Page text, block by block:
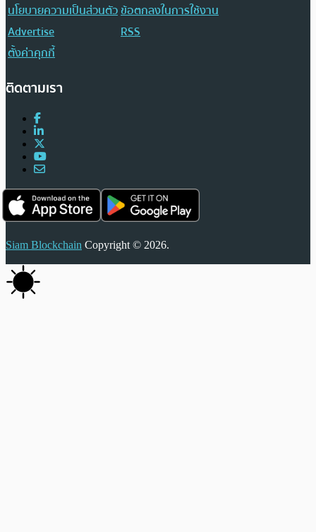
นโยบายความเป็นส่วนตัวข้อตกลงในการใช้งาน
Advertise
RSS
ตั้งค่าคุกกี้
ติดตามเรา
Siam Blockchain Copyright © 2026.